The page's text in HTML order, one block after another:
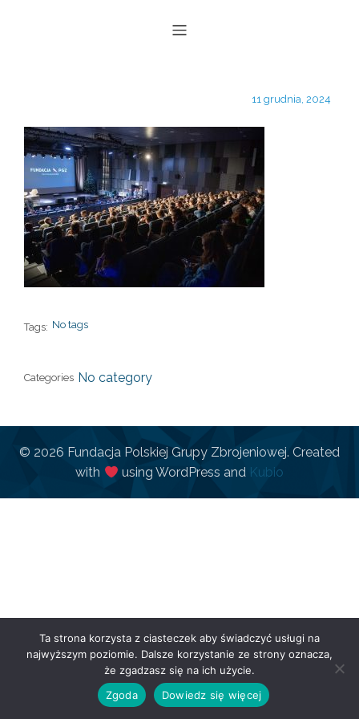
11 grudnia, 2024
Tags: No tags
Categories No category
© 2026 Fundacja Polskiej Grupy Zbrojeniowej. Created
with
using WordPress and Kubio
Ta strona korzysta z ciasteczek aby świadczyć usługi na
najwyższym poziomie. Dalsze korzystanie ze strony oznacza,
że zgadzasz się na ich użycie.
Zgoda
Dowiedz się więcej